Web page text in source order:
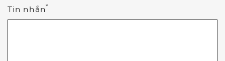
Tin nhắn*